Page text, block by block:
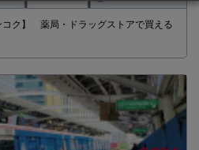
コク】 薬局・ドラッグストアで買える